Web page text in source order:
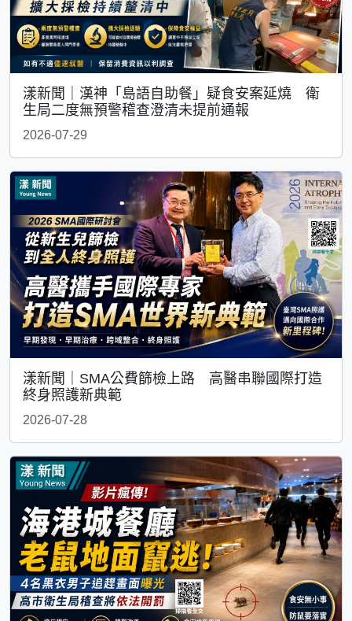
漾新聞｜漢神「島語自助餐」疑食安案延燒 衛
生局二度無預警稽查澄清未提前通報
2026-07-29
漾新聞｜SMA公費篩檢上路 高醫串聯國際打造
終身照護新典範
2026-07-28